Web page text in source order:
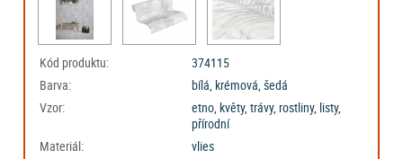
Kód produktu:
374115
Barva:
bílá, krémová, šedá
Vzor:
etno, květy, trávy, rostliny, listy,
přírodní
Materiál:
vlies